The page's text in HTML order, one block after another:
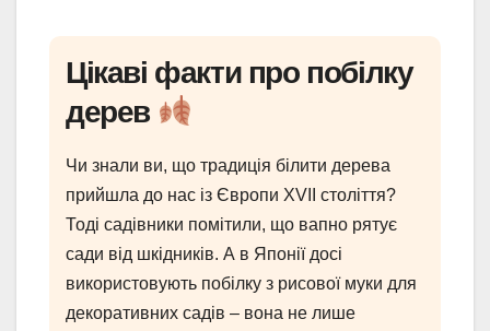
Цікаві факти про побілку
дерев
Чи знали ви, що традиція білити дерева
прийшла до нас із Європи XVII століття?
Тоді садівники помітили, що вапно рятує
сади від шкідників. А в Японії досі
використовують побілку з рисової муки для
декоративних садів – вона не лише